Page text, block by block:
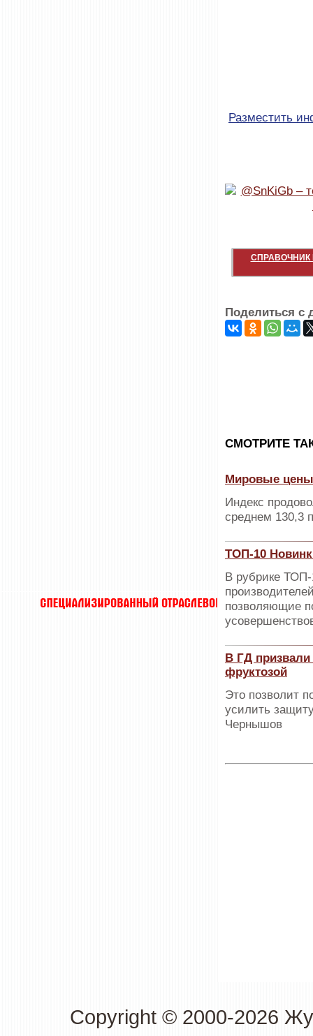
Разместить
СПРАВОЧНИК
Поделиться с
CМОТРИТЕ
Мировые цены
Индекс
среднем 130,3
ТОП-10
В рубрике
позволяющие
В ГД призвали
фруктозой
Это позволит
усилить
Чернышов
Copyright © 2000-2026